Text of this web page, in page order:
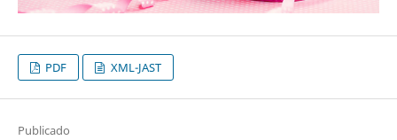
PDF XML-JAST
Publicado